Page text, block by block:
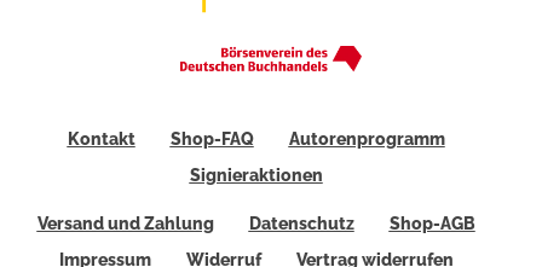
Kontakt Shop-FAQ
Autorenprogramm
Signieraktionen
Versand und Zahlung Datenschutz
Shop-AGB
Impressum
Widerruf Vertrag widerrufen